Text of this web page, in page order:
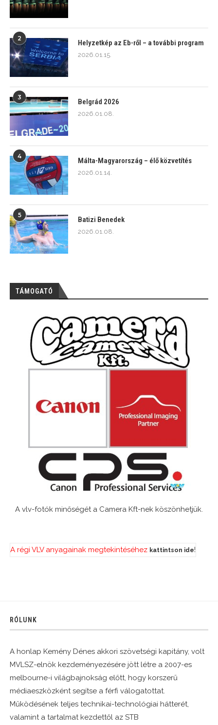
2
Helyzetkép az Eb-ről – a további program
2026.01.15.
3
Belgrád 2026
2026.01.08.
4
Málta-Magyarország – élő közvetítés
2026.01.14.
5
Batizi Benedek
2026.01.08.
TÁMOGATÓ
A vlv-fotók minőségét a Camera Kft-nek köszönhetjük.
A régi VLV anyagainak megtekintéséhez kattintson ide!
RÓLUNK
A honlap Kemény Dénes akkori szövetségi kapitány, volt
MVLSZ-elnök kezdeményezésére jött létre a 2007-es
melbourne-i világbajnokság előtt, hogy korszerű
médiaeszközként segítse a férfi válogatottat.
Működésének teljes technikai-technológiai hátterét,
valamint a tartalmat kezdettől az STB